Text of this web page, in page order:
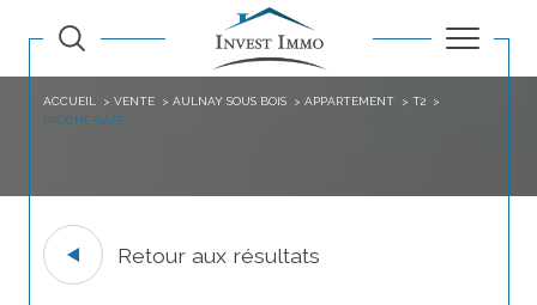
ACCUEIL VENTE AULNAY SOUS BOIS APPARTEMENT
T2
PROCHE GARE
Retour aux résultats